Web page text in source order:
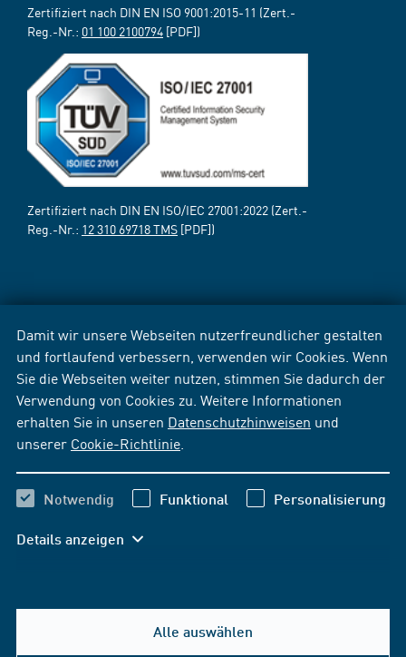
Damit wir unsere Webseiten nutzerfreundlicher gestalten
und fortlaufend verbessern, verwenden wir Cookies. Wenn
Sie die Webseiten weiter nutzen, stimmen Sie dadurch der
Verwendung von Cookies zu. Weitere Informationen
erhalten Sie in unseren Datenschutzhinweisen und
unserer Cookie-Richtlinie
Notwendig Funktional Personalisierung
Details anzeigen
Alle auswählen
Zertifiziert nach DIN EN ISO 9001:2015-11 (Zert.-
Reg.-Nr.: 01 100 2100794 [PDF])
Zertifiziert nach DIN EN ISO/IEC 27001:2022 (Zert.-
Reg.-Nr.: 12 310 69718 TMS [PDF])